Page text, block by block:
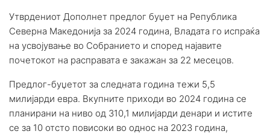
Утврдениот Дополнет предлог буџет на Република
Северна Македонија за 2024 година, Владата го испраќа
на усвојување во Собранието и според најавите
почетокот на расправата е закажан за 22 месецов.
Предлог-буџетот за следната година тежи 5,5
милијарди евра. Вкупните приходи во 2024 година се
планирани на ниво од 310,1 милијарди денари и истите
се за 10 отсто повисоки во однос на 2023 година,